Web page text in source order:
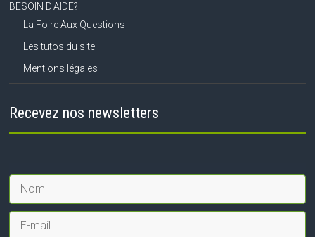
BESOIN D’AIDE?
La Foire Aux Questions
Les tutos du site
Mentions légales
Recevez nos newsletters